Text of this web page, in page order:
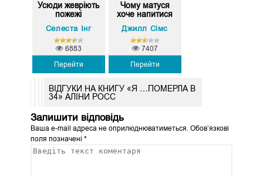
Усюди жевріють
пожежі
Селеста Інг
Перейти
6883
Чому матуся
хоче напитися
Джилл Сімс
Перейти
7407
ВІДГУКИ НА КНИГУ «Я …ПОМЕРЛА В
34» АЛІНИ РОСС
Залишити відповідь
Ваша e-mail адреса не оприлюднюватиметься.Обов’язкові
поля позначені *